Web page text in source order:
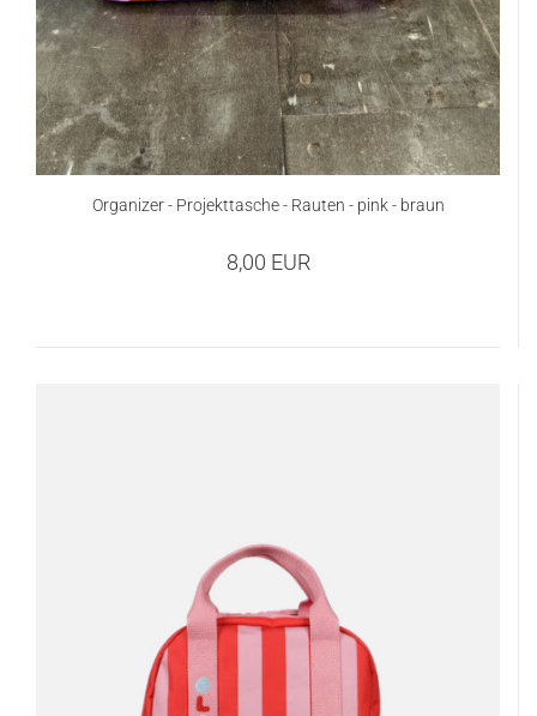
Organizer - Projekttasche - Rauten - pink - braun
8,00 EUR